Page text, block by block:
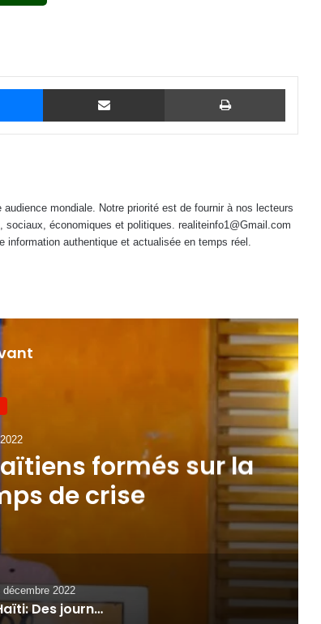
Messenger Partager par email Imprimer
mondiale. Notre priorité est de fournir à nos lecteurs
économiques et politiques. realiteinfo1@Gmail.com
information authentique et actualisée en temps réel.
formés sur la
de crise
décembre 2022
Haïti: Des journalistes haïtiens formés sur la sécurité en temps de crise